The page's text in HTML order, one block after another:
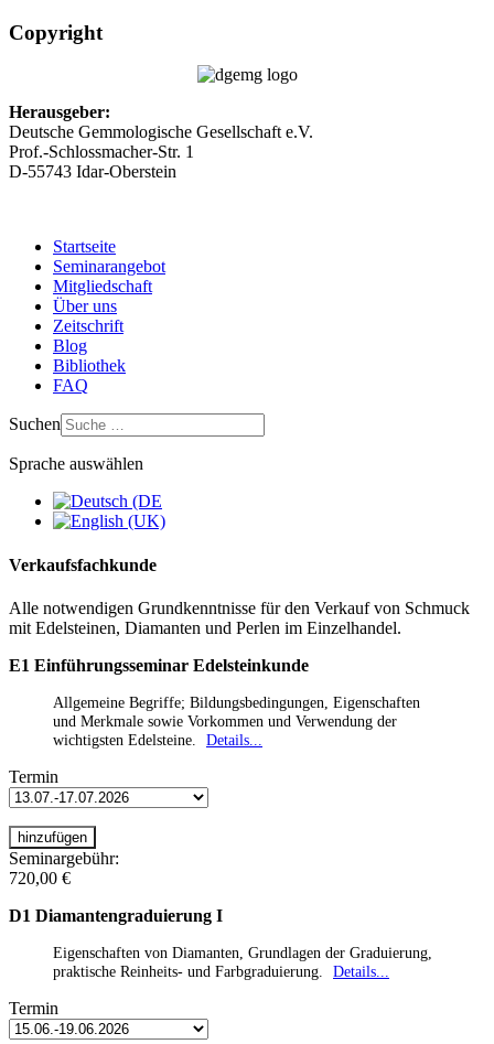
Copyright
Herausgeber:
Deutsche Gemmologische Gesellschaft e.V.
Prof.-Schlossmacher-Str. 1
D-55743 Idar-Oberstein
Startseite
Seminarangebot
Mitgliedschaft
Über uns
Zeitschrift
Blog
Bibliothek
FAQ
Suchen
Sprache auswählen
Verkaufsfachkunde
Alle notwendigen Grundkenntnisse für den Verkauf von Schmuck
mit Edelsteinen, Diamanten und Perlen im Einzelhandel.
E1 Einführungsseminar Edelsteinkunde
Allgemeine Begriffe; Bildungsbedingungen, Eigenschaften
und Merkmale sowie Vorkommen und Verwendung der
wichtigsten Edelsteine.
Details...
Termin
Seminargebühr:
720,00 €
D1 Diamantengraduierung I
Eigenschaften von Diamanten, Grundlagen der Graduierung,
praktische Reinheits- und Farbgraduierung.
Details...
Termin